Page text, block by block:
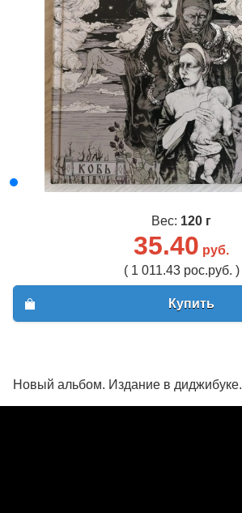
Вес: 120 г
35.40 руб.
( 1 011.43 рос.руб. )
Купить
Новый альбом. Издание в диджибуке.